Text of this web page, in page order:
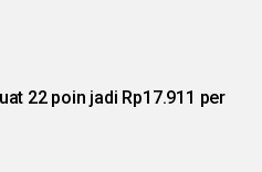
22 poin jadi Rp17.911 per